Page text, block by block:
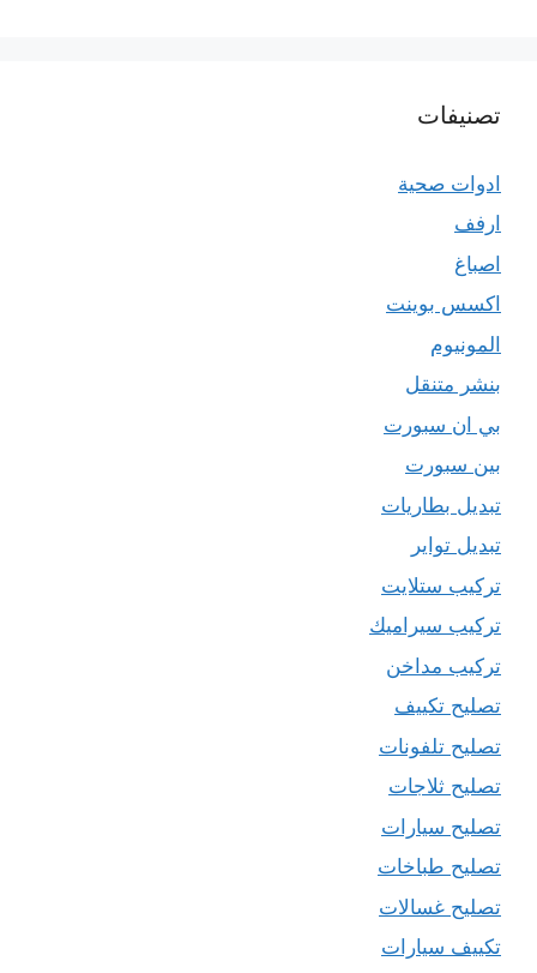
تصنيفات
ادوات صحية
ارفف
اصباغ
اكسس بوينت
المونيوم
بنشر متنقل
بي ان سبورت
بين سبورت
تبديل بطاريات
تبديل تواير
تركيب ستلايت
تركيب سيراميك
تركيب مداخن
تصليح تكييف
تصليح تلفونات
تصليح ثلاجات
تصليح سيارات
تصليح طباخات
تصليح غسالات
تكييف سيارات